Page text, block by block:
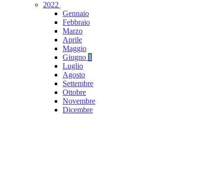
2022
Gennaio
Febbraio
Marzo
Aprile
Maggio
Giugno 1
Luglio
Agosto
Settembre
Ottobre
Novembre
Dicembre